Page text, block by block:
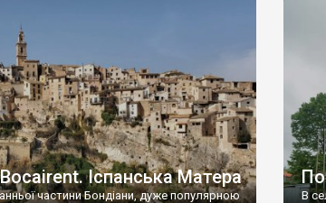
із одноповерховим флігелем.
1842 році (проект Генріка Марконі), […]
Іспанська Матера
частини Бондіани, дуже популярною
В